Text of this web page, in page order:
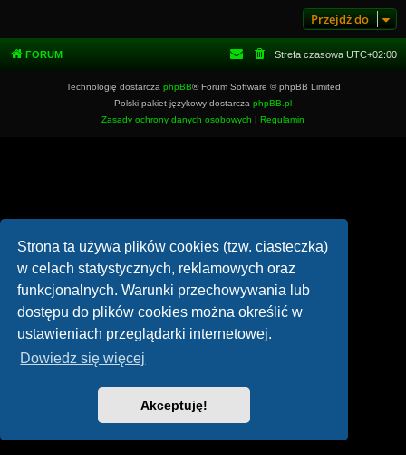
Strona ta używa plików cookies (tzw. ciasteczka)
w celach statystycznych, reklamowych oraz
funkcjonalnych. Warunki przechowywania lub
dostępu do plików cookies można określić w
ustawieniach przeglądarki internetowej.
Dowiedz się więcej
Akceptuję!
Przejdź do
FORUM Strefa czasowa UTC+02:00
Technologię dostarcza phpBB® Forum Software © phpBB Limited
Polski pakiet językowy dostarcza phpBB.pl
Zasady ochrony danych osobowych | Regulamin